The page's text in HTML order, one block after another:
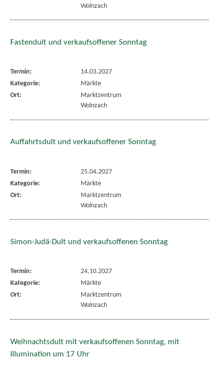
Wolnzach
Fastendult und verkaufsoffener Sonntag
Termin:
14.03.2027
Kategorie:
Märkte
Ort:
Marktzentrum
Wolnzach
Auffahrtsdult und verkaufsoffener Sonntag
Termin:
25.04.2027
Kategorie:
Märkte
Ort:
Marktzentrum
Wolnzach
Simon-Judä-Dult und verkaufsoffenen Sonntag
Termin:
24.10.2027
Kategorie:
Märkte
Ort:
Marktzentrum
Wolnzach
Weihnachtsdult mit verkaufsoffenen Sonntag, mit
Illumination um 17 Uhr